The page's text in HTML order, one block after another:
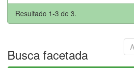
Resultado 1-3 de 3.
Busca facetada